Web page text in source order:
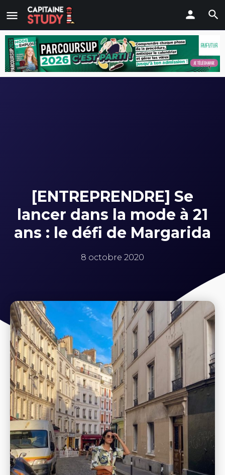
[ENTREPRENDRE] Se
lancer dans la mode à 21
ans : le défi de Margarida
8 octobre 2020